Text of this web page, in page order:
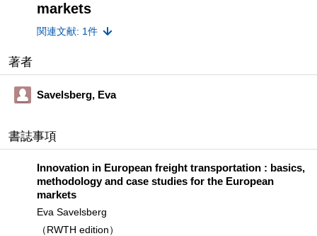
markets
関連文献: 1件
著者
Savelsberg, Eva
書誌事項
Innovation in European freight transportation : basics,
methodology and case studies for the European
markets
Eva Savelsberg
（RWTH edition）